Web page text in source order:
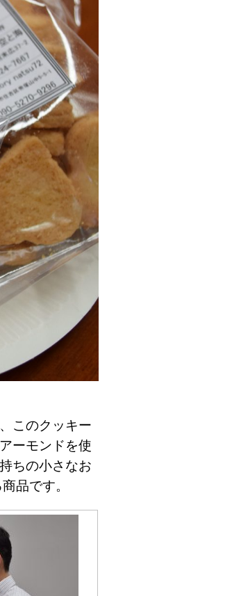
このクッキー
ーモンドを使
ちの小さなお
品です。